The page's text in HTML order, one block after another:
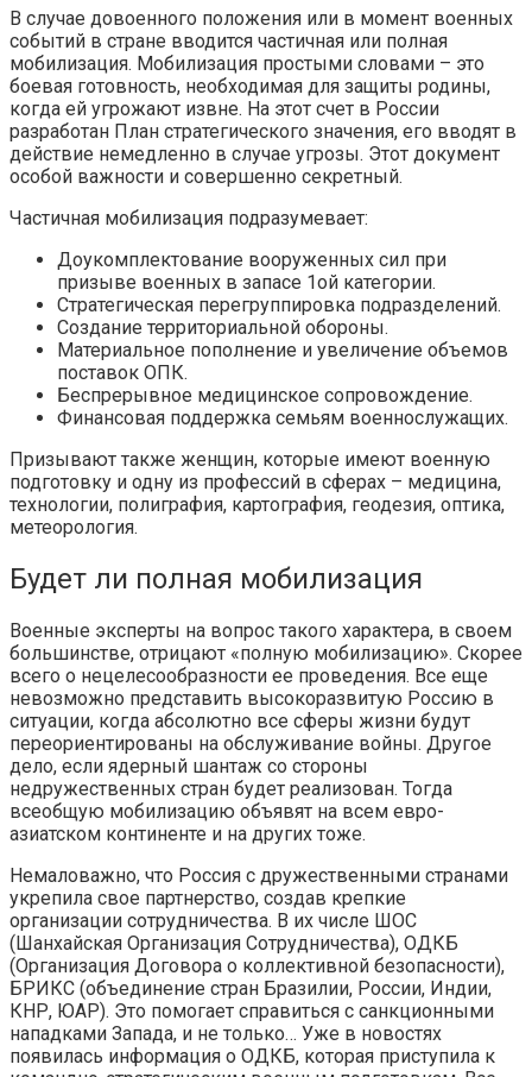
В случае довоенного положения или в момент военных
событий в стране вводится частичная или полная
мобилизация. Мобилизация простыми словами – это
боевая готовность, необходимая для защиты родины,
когда ей угрожают извне. На этот счет в России
разработан План стратегического значения, его вводят в
действие немедленно в случае угрозы. Этот документ
особой важности и совершенно секретный.
Частичная мобилизация подразумевает:
Доукомплектование вооруженных сил при
призыве военных в запасе 1ой категории.
Стратегическая перегруппировка подразделений.
Создание территориальной обороны.
Материальное пополнение и увеличение объемов
поставок ОПК.
Беспрерывное медицинское сопровождение.
Финансовая поддержка семьям военнослужащих.
Призывают также женщин, которые имеют военную
подготовку и одну из профессий в сферах – медицина,
технологии, полиграфия, картография, геодезия, оптика,
метеорология.
Будет ли полная мобилизация
Военные эксперты на вопрос такого характера, в своем
большинстве, отрицают «полную мобилизацию». Скорее
всего о нецелесообразности ее проведения. Все еще
невозможно представить высокоразвитую Россию в
ситуации, когда абсолютно все сферы жизни будут
переориентированы на обслуживание войны. Другое
дело, если ядерный шантаж со стороны
недружественных стран будет реализован. Тогда
всеобщую мобилизацию объявят на всем евро-
азиатском континенте и на других тоже.
Немаловажно, что Россия с дружественными странами
укрепила свое партнерство, создав крепкие
организации сотрудничества. В их числе ШОС
(Шанхайская Организация Сотрудничества), ОДКБ
(Организация Договора о коллективной безопасности),
БРИКС (объединение стран Бразилии, России, Индии,
КНР, ЮАР). Это помогает справиться с санкционными
нападками Запада, и не только… Уже в новостях
появилась информация о ОДКБ, которая приступила к